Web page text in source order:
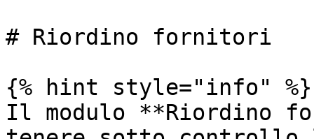
# Riordino fornitori
{% hint style="info" %}
Il modulo **Riordino